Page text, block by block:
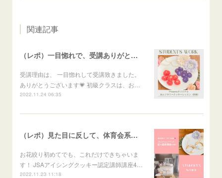
関連記事
（レポ）一目惚れで、受講ありがとうございます🙏
受講理由は、 一目惚れして受講致きました。
ありがとうございます💗 初級クラスは、お…
2022.11.24 06:35
（レポ）見た目に反して、体育会系な回（笑）
お花絞り初めてでも、これだけできちゃいま
す！ JSAアイシングクッキー認定講師講座4…
2022.11.23 11:18